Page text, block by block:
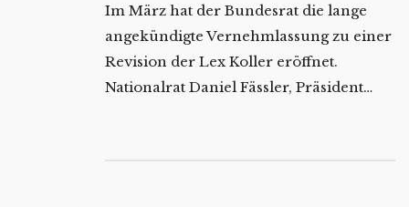
Im März hat der Bundesrat die lange
angekündigte Vernehmlassung zu einer
Revision der Lex Koller eröffnet.
Nationalrat Daniel Fässler, Präsident…